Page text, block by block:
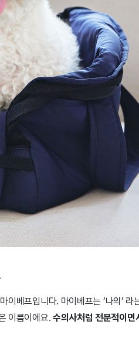
베프입니다. 마이베프는 ‘나의’ 라
이름이에요. 수의사처럼 전문적이면